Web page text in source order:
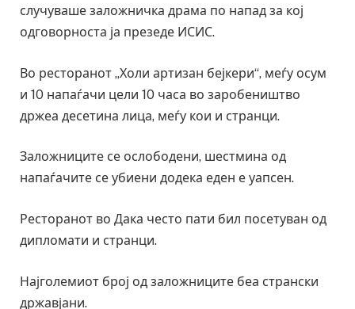
случуваше заложничка драма по напад за кој
одговорноста ја презеде ИСИС.
Во ресторанот „Холи артизан бејкери“, меѓу осум
и 10 напаѓачи цели 10 часа во заробеништво
држеа десетина лица, меѓу кои и странци.
Заложниците се ослободени, шестмина од
напаѓачите се убиени додека еден е уапсен.
Ресторанот во Дака често пати бил посетуван од
дипломати и странци.
Најголемиот број од заложниците беа странски
државјани.